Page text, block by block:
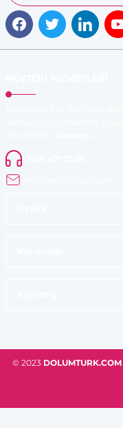
© 2023 DOLUMTURK.COM